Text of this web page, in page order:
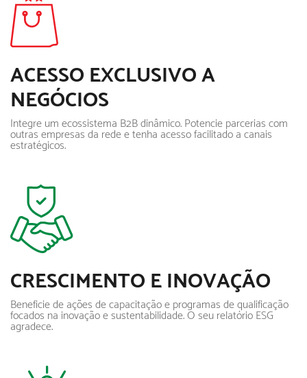
ACESSO EXCLUSIVO A
NEGÓCIOS
Integre um ecossistema B2B dinâmico. Potencie parcerias com
outras empresas da rede e tenha acesso facilitado a canais
estratégicos.
CRESCIMENTO E INOVAÇÃO
Beneficie de ações de capacitação e programas de qualificação
focados na inovação e sustentabilidade. O seu relatório ESG
agradece.